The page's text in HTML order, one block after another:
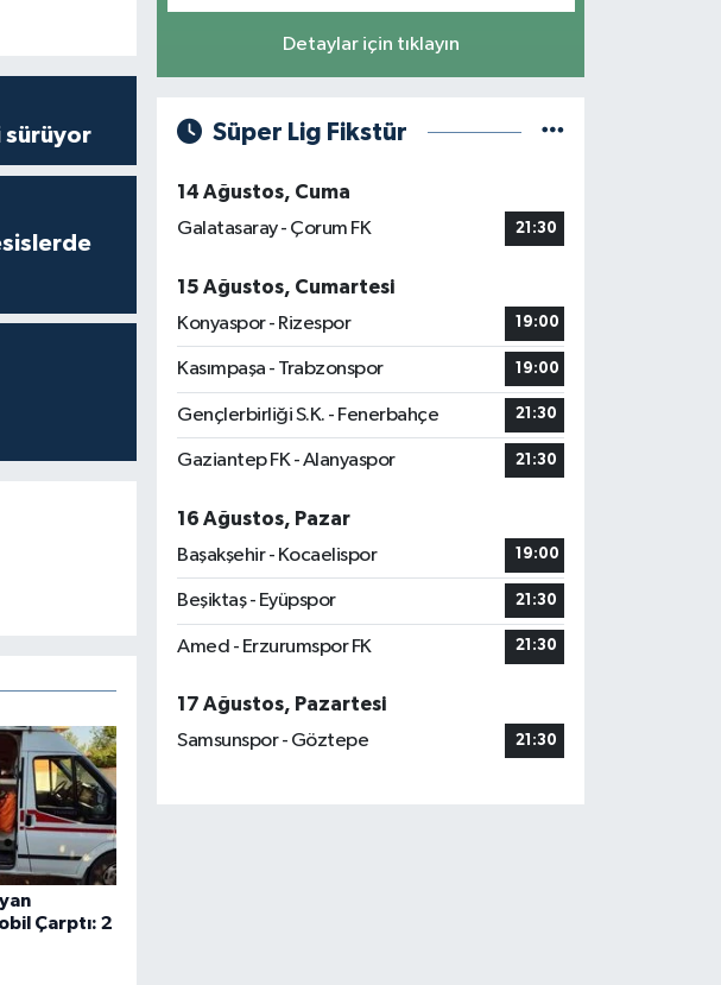
sürüyor
Çarptı: 2
Detaylar için tıklayın
Süper Lig Fikstür
14 Ağustos, Cuma
Galatasaray - Çorum FK
21:30
15 Ağustos, Cumartesi
Konyaspor - Rizespor
19:00
Kasımpaşa - Trabzonspor 19:00
Gençlerbirliği S.K. - Fenerbahçe 21:30
Gaziantep FK - Alanyaspor 21:30
16 Ağustos, Pazar
Başakşehir - Kocaelispor
19:00
Beşiktaş - Eyüpspor 21:30
Amed - Erzurumspor FK 21:30
17 Ağustos, Pazartesi
Samsunspor - Göztepe
21:30